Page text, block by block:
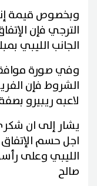
وبخصوص قيمة
الترجي فإن
الجانب الليبي بمبلغ لا يقل
وفي صورة
الشروط فإن
لاعبه ريبيرو
يشار إلى ان
اجل حسم الإتفاق
الليبي وعلى
صالح